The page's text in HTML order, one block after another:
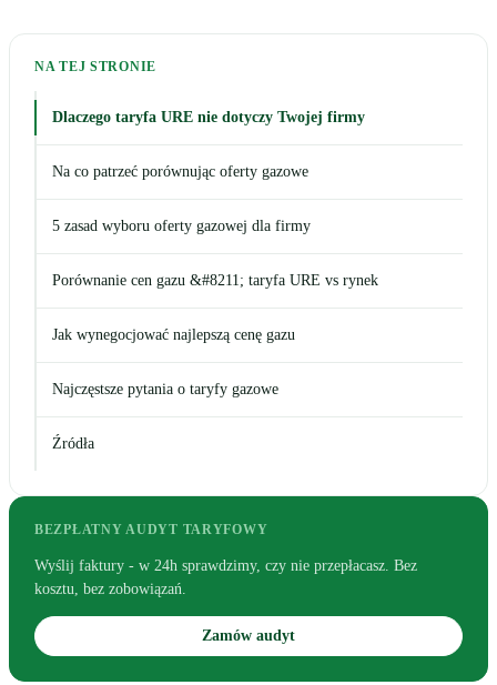
NA TEJ STRONIE
Dlaczego taryfa URE nie dotyczy Twojej firmy
Na co patrzeć porównując oferty gazowe
5 zasad wyboru oferty gazowej dla firmy
Porównanie cen gazu &#8211; taryfa URE vs rynek
Jak wynegocjować najlepszą cenę gazu
Najczęstsze pytania o taryfy gazowe
Źródła
BEZPŁATNY AUDYT TARYFOWY
Wyślij faktury - w 24h sprawdzimy, czy nie przepłacasz. Bez
kosztu, bez zobowiązań.
Zamów audyt